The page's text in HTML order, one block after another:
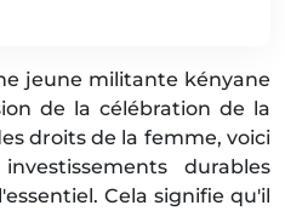
jeune militante kényane
de la célébration de la
droits de la femme, voici
durables
Cela signifie qu'il